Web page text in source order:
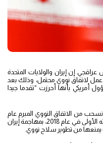
عراقجي إن إيران والولايات المتحدة
لاتفاق نووي محتمل، وذلك بعد
أمريكي بأنها أحرزت “تقدما جيدا
من الاتفاق النووي المبرم عام
2015 بين طهران والقوى العالمية خلال ولايته الأولى في عام 2018، بمهاجمة إيران
يمنعها من تطوير سلاح نووي.